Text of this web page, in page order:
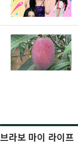
브라보 마이 라이프